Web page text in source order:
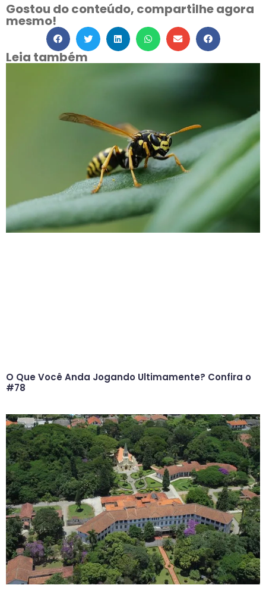
Gostou do conteúdo, compartilhe agora
mesmo!
Leia também
O Que Você Anda Jogando Ultimamente? Confira o
#78